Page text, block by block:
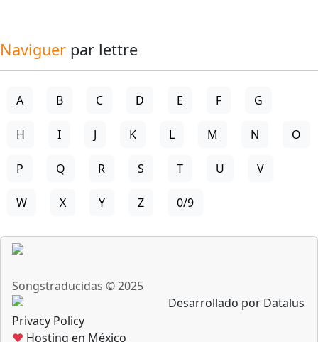
Naviguer par lettre
A B C D E F G
H I J K L M N O
P Q R S T U V
W X Y Z 0/9
Songstraducidas © 2025
Desarrollado por Datalus
Privacy Policy
♥ Hosting en México